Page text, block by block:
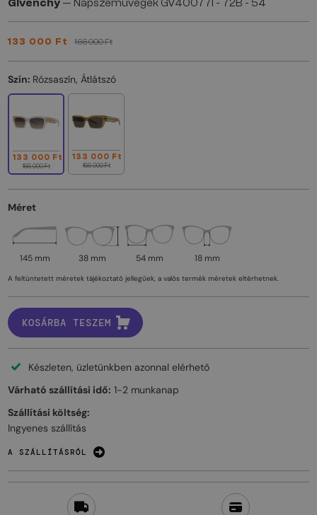
Givenchy — Napszemüvegek GV40077I - 72B - 54
133 000 Ft 166 000 Ft
Szín: Rózsaszín, Átlátszó
133 000 Ft
166 000 Ft
133 000 Ft
166 000 Ft
Méret
145 mm 38 mm 54 mm 18 mm
A feltüntetett méretek tájékoztató jellegűek, a valós termék méretek eltérhetnek.
KOSÁRBA TESZEM
Készleten, üzletünkben azonnal elérhető
Várható szállítási idő: 1-2 munkanap
Szállítási költség:
Ingyenes szállítás
A SZÁLLÍTÁSRÓL